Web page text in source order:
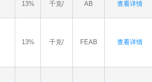
13% 千克/ AB 查看详情
13% 千克/ FEAB 查看详情